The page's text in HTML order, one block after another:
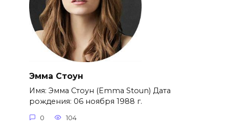
Эмма Стоун
Имя: Эмма Стоун (Emma Stoun) Дата
рождения: 06 ноября 1988 г.
0 104